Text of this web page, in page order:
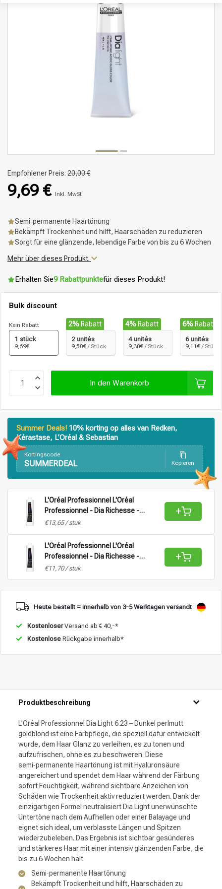
Stylingprodukte Haarfärbung
Empfohlener Preis: 20,00 €
9,69 € Inkl. MwSt.
Semi‑permanente Haartönung
Bekämpft Trockenheit und hilft, Haarschäden zu reduzieren
Sorgt für eine glänzende, lebendige Farbe von bis zu 6 Wochen
Mehr über dieses Produkt.
Erhalten Sie9 Rabattpunktefür dieses Produkt!
Bulk discount
Kein Rabatt
1 stück
9,69€
2% Rabatt
2 unités
9,50€ / Stück
4% Rabatt
4 unités
9,30€ / Stück
6% Rabatt
6 unités
9,11€ / Stück
In den Warenkorb
Summer Deals! 10% korting op alles van Redken,
Kérastase, L’Oréal & Sebastian
Kortingscode
SUMMERDEAL Kopieren
L'Oréal Professionnel L'Oréal
Professionnel - Dia Richesse -
Aktivator Vol 9 (2,7%) |
1L
€13,65 / stuk
+
L'Oréal Professionnel L'Oréal
Professionnel - Dia Richesse -
Aktivator Vol 15 (4,5%) |
€11,70 / stuk
+
Heute bestellt = innerhalb von 3-5 Werktagen versandt
KostenloserVersand ab € 40,-*
Kostenlose Rückgabe innerhalb*
Produktbeschreibung
L’Oréal Professionnel Dia Light 6.23 – Dunkel perlmutt
goldblond ist eine Farbpflege, die speziell dafür entwickelt
wurde, dem Haar Glanz zu verleihen, es zu tonen und
aufzufrischen, ohne es zu beschweren. Diese
semi‑permanente Haartönung ist mit Hyaluronsäure
angereichert und spendet dem Haar während der Färbung
sofort Feuchtigkeit, während sichtbare Anzeichen von
Schäden wie Trockenheit aktiv reduziert werden. Dank der
einzigartigen Formel neutralisiert Dia Light unerwünschte
Untertöne nach dem Aufhellen oder einer Balayage und
eignet sich ideal, um verblasste Längen und Spitzen
wiederzubeleben. Das Ergebnis ist sichtbar gesünderes
und stärkeres Haar mit einer intensiv glänzenden Farbe, die
bis zu 6 Wochen hält.
Semi‑permanente Haartönung
Bekämpft Trockenheit und hilft, Haarschäden zu